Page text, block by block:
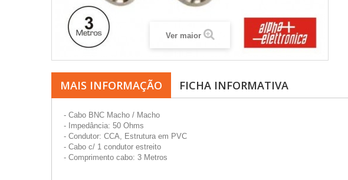
Ver maior
MAIS INFORMAÇÃO FICHA INFORMATIVA
- Cabo BNC Macho / Macho
- Impedância: 50 Ohms
- Condutor: CCA, Estrutura em PVC
- Cabo c/ 1 condutor estreito
- Comprimento cabo: 3 Metros